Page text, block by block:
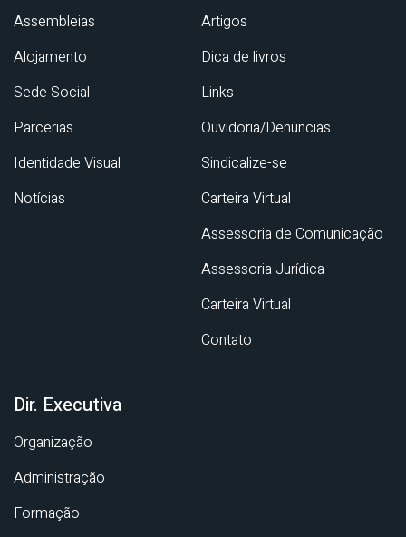
Assembleias
Alojamento
Sede Social
Parcerias
Identidade Visual
Notícias
Artigos
Dica de livros
Links
Ouvidoria/Denúncias
Sindicalize-se
Carteira Virtual
Assessoria de Comunicação
Assessoria Jurídica
Carteira Virtual
Contato
Dir. Executiva
Organização
Administração
Formação